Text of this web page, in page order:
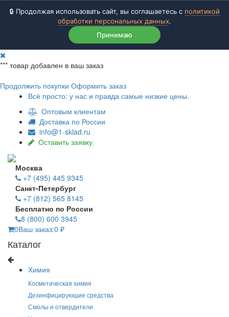
🔒 Продолжая использовать сайт, вы соглашаетесь с политикой
обработки персональных данных.
Принимаю
*** товар добавлен в ваш заказ
Продолжить покупки Оформить заказ
Всё просто: у нас и правда самые низкие цены.
Оптовым клиентам
Доставка по России
info@1-sklad.ru
Оставить заявку
Москва
+7 (495) 445 9345
Санкт-Петербург
+7 (812) 565 8145
Бесплатно по России
8 (800) 600 3945
0Ваш заказ:0 ₽
Каталог
Химия
Косметическая химия
Дезинфицирующие средства
Смолы и отвердители